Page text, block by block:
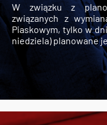
W związku z
związanych z
Piaskowym, tylko w
niedziela) planowane